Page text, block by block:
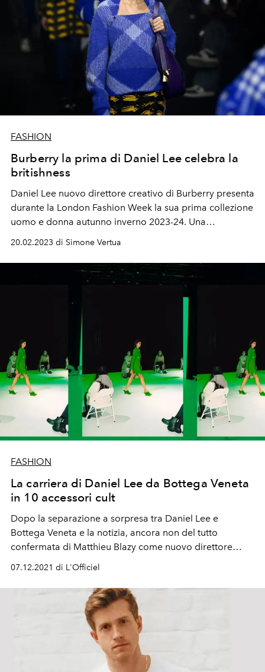
FASHION
Burberry la prima di Daniel Lee celebra la
britishness
Daniel Lee nuovo direttore creativo di Burberry presenta
durante la London Fashion Week la sua prima collezione
uomo e donna autunno inverno 2023-24. Una
20.02.2023 di Simone Vertua
FASHION
La carriera di Daniel Lee da Bottega Veneta
in 10 accessori cult
Dopo la separazione a sorpresa tra Daniel Lee e
Bottega Veneta e la notizia, ancora non del tutto
confermata di Matthieu Blazy come nuovo direttore
comprare prima che esauriscano!
07.12.2021 di L'Officiel